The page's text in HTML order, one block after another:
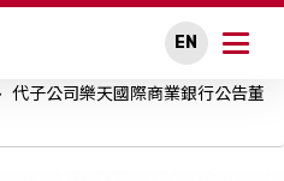
EN
代子公司樂天國際商業銀行公告董